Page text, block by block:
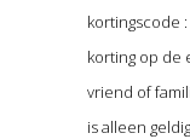
kortingscode :
korting op de
vriend of
is alleen